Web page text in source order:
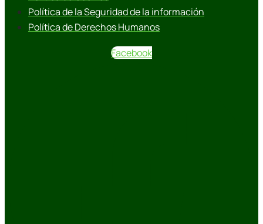
Política de la Seguridad de la información
Política de Derechos Humanos
Facebook